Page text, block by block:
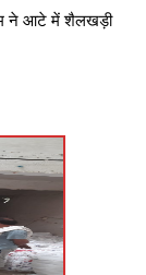
ने आटे में शैलखड़ी